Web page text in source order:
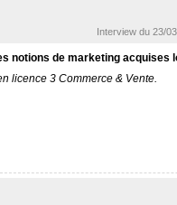
Interview du 23/
notions de marketing acquises
licence 3 Commerce & Vente.